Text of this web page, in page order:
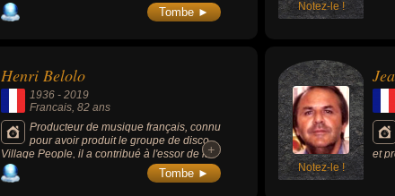
2000 comme « Love is Gone » et du tube
des Black Eyed Peas « I gotta feeling ».
Tombe ► Notez-le !
Henri Belolo
1936 - 2019
Francais, 82 ans
Producteur de musique français, connu
pour avoir produit le groupe de disco
Village People, il a contribué à l'essor de la
dance, la disco et la house en France en
écrivant pour Gala, Eiffel 65 et Village
+
+
Tombe ► Notez-le !
et